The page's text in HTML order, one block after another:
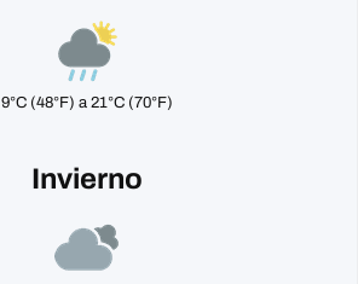
9°C (48°F) a 21°C (70°F)
Invierno